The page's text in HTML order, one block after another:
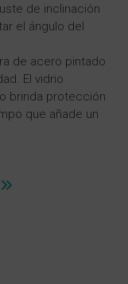
de inclinación
el ángulo del
de acero pintado
El vidrio
brinda protección
que añade un